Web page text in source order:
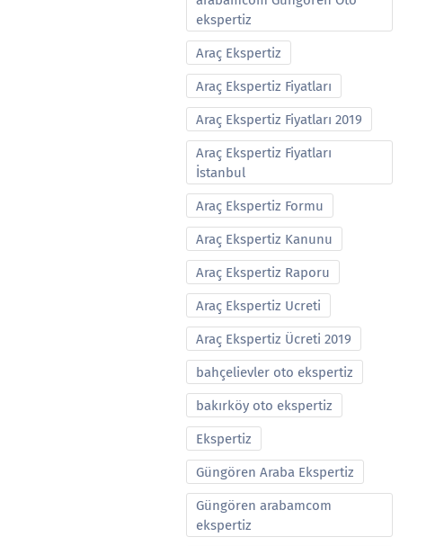
ekspertiz
Araç Ekspertiz
Araç Ekspertiz Fiyatları
Araç Ekspertiz Fiyatları 2019
Araç Ekspertiz Fiyatları
İstanbul
Araç Ekspertiz Formu
Araç Ekspertiz Kanunu
Araç Ekspertiz Raporu
Araç Ekspertiz Ucreti
Araç Ekspertiz Ücreti 2019
bahçelievler oto ekspertiz
bakırköy oto ekspertiz
Ekspertiz
Güngören Araba Ekspertiz
Güngören arabamcom
ekspertiz